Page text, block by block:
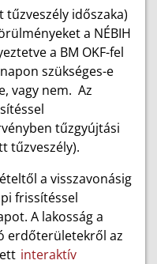
időszaka)
a NÉBIH
a BM OKF-fel
szükséges-e
vagy nem. Az
tűzgyújtási
tűzveszély).
a visszavonásig
frissítéssel
A lakosság a
erdőterületekről az
interaktív